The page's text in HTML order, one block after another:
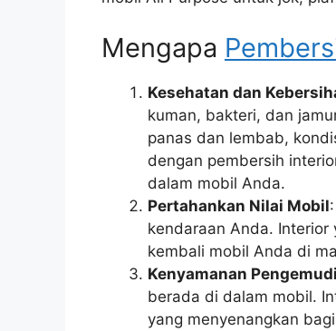
Mengapa
Kesehatan dan
kuman, bakteri, dan
panas dan lembab,
dengan pembersih
dalam mobil Anda.
Pertahankan Nilai Mobil
kendaraan Anda.
kembali mobil Anda di
Kenyamanan
berada di dalam mobil.
yang menyenangkan